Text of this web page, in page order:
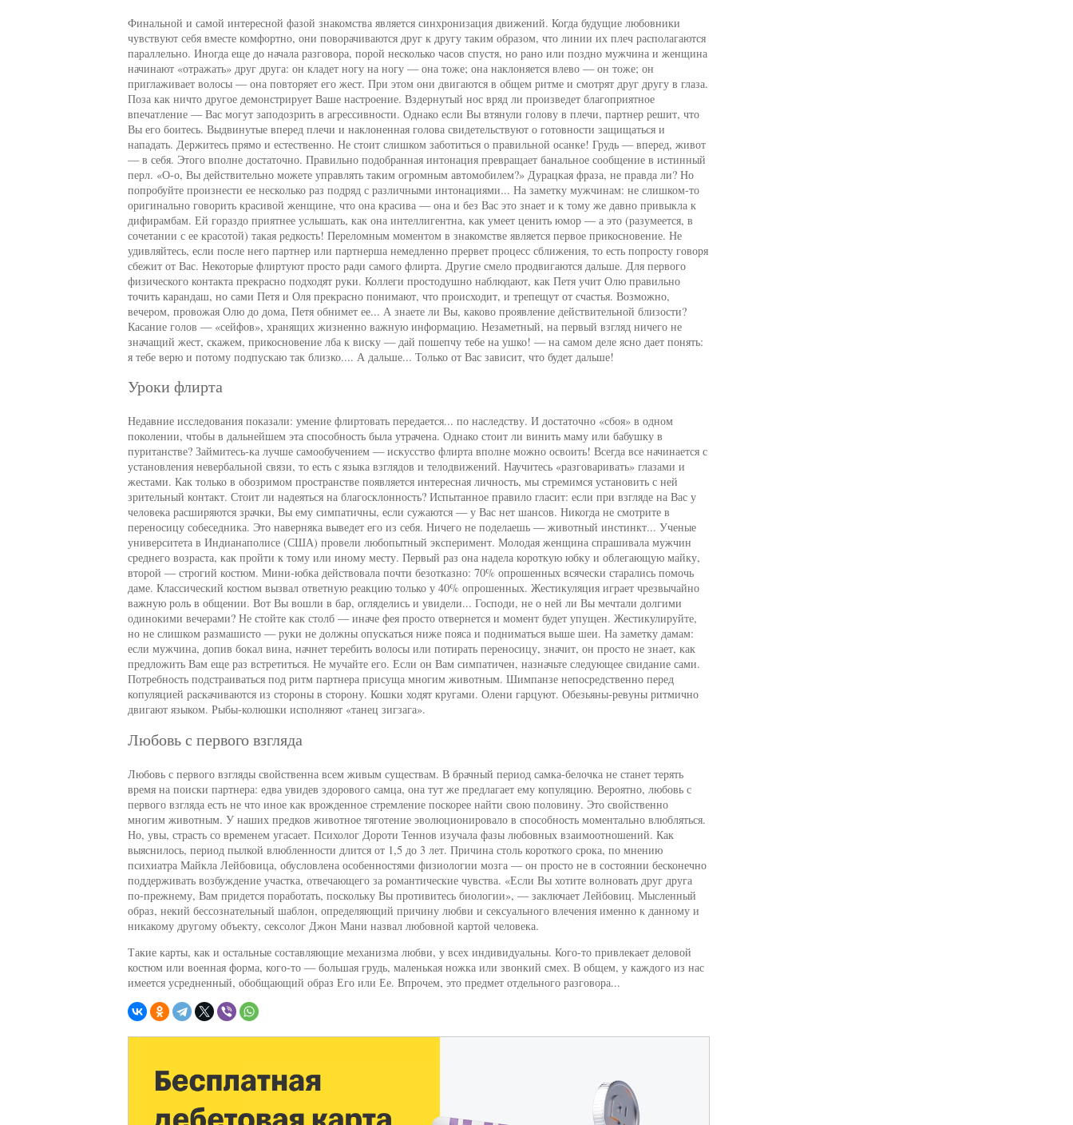
Финальной и самой интересной фазой знакомства является синхронизация движений. Когда будущие любовники
чувствуют себя вместе комфортно, они поворачиваются друг к другу таким образом, что линии их плеч располагаются
параллельно. Иногда еще до начала разговора, порой несколько часов спустя, но рано или поздно мужчина и женщина
начинают «отражать» друг друга: он кладет ногу на ногу — она тоже; она наклоняется влево — он тоже; он
приглаживает волосы — она повторяет его жест. При этом они двигаются в общем ритме и смотрят друг другу в глаза.
Поза как ничто другое демонстрирует Ваше настроение. Вздернутый нос вряд ли произведет благоприятное
впечатление — Вас могут заподозрить в агрессивности. Однако если Вы втянули голову в плечи, партнер решит, что
Вы его боитесь. Выдвинутые вперед плечи и наклоненная голова свидетельствуют о готовности защищаться и
нападать. Держитесь прямо и естественно. Не стоит слишком заботиться о правильной осанке! Грудь — вперед, живот
— в себя. Этого вполне достаточно. Правильно подобранная интонация превращает банальное сообщение в истинный
перл. «О-о, Вы действительно можете управлять таким огромным автомобилем?» Дурацкая фраза, не правда ли? Но
попробуйте произнести ее несколько раз подряд с различными интонациями... На заметку мужчинам: не слишком-то
оригинально говорить красивой женщине, что она красива — она и без Вас это знает и к тому же давно привыкла к
дифирамбам. Ей гораздо приятнее услышать, как она интеллигентна, как умеет ценить юмор — а это (разумеется, в
сочетании с ее красотой) такая редкость! Переломным моментом в знакомстве является первое прикосновение. Не
удивляйтесь, если после него партнер или партнерша немедленно прервет процесс сближения, то есть попросту говоря
сбежит от Вас. Некоторые флиртуют просто ради самого флирта. Другие смело продвигаются дальше. Для первого
физического контакта прекрасно подходят руки. Коллеги простодушно наблюдают, как Петя учит Олю правильно
точить карандаш, но сами Петя и Оля прекрасно понимают, что происходит, и трепещут от счастья. Возможно,
вечером, провожая Олю до дома, Петя обнимет ее... А знаете ли Вы, каково проявление действительной близости?
Касание голов — «сейфов», хранящих жизненно важную информацию. Незаметный, на первый взгляд ничего не
значащий жест, скажем, прикосновение лба к виску — дай пошепчу тебе на ушко! — на самом деле ясно дает понять:
я тебе верю и потому подпускаю так близко.... А дальше... Только от Вас зависит, что будет дальше!
Уроки флирта
Недавние исследования показали: умение флиртовать передается... по наследству. И достаточно «сбоя» в одном
поколении, чтобы в дальнейшем эта способность была утрачена. Однако стоит ли винить маму или бабушку в
пуританстве? Займитесь-ка лучше самообучением — искусство флирта вполне можно освоить! Всегда все начинается с
установления невербальной связи, то есть с языка взглядов и телодвижений. Научитесь «разговаривать» глазами и
жестами. Как только в обозримом пространстве появляется интересная личность, мы стремимся установить с ней
зрительный контакт. Стоит ли надеяться на благосклонность? Испытанное правило гласит: если при взгляде на Вас у
человека расширяются зрачки, Вы ему симпатичны, если сужаются — у Вас нет шансов. Никогда не смотрите в
переносицу собеседника. Это наверняка выведет его из себя. Ничего не поделаешь — животный инстинкт... Ученые
университета в Индианаполисе (США) провели любопытный эксперимент. Молодая женщина спрашивала мужчин
среднего возраста, как пройти к тому или иному месту. Первый раз она надела короткую юбку и облегающую майку,
второй — строгий костюм. Мини-юбка действовала почти безотказно: 70% опрошенных всячески старались помочь
даме. Классический костюм вызвал ответную реакцию только у 40% опрошенных. Жестикуляция играет чрезвычайно
важную роль в общении. Вот Вы вошли в бар, огляделись и увидели... Господи, не о ней ли Вы мечтали долгими
одинокими вечерами? Не стойте как столб — иначе фея просто отвернется и момент будет упущен. Жестикулируйте,
но не слишком размашисто — руки не должны опускаться ниже пояса и подниматься выше шеи. На заметку дамам:
если мужчина, допив бокал вина, начнет теребить волосы или потирать переносицу, значит, он просто не знает, как
предложить Вам еще раз встретиться. Не мучайте его. Если он Вам симпатичен, назначьте следующее свидание сами.
Потребность подстраиваться под ритм партнера присуща многим животным. Шимпанзе непосредственно перед
копуляцией раскачиваются из стороны в сторону. Кошки ходят кругами. Олени гарцуют. Обезьяны-ревуны ритмично
двигают языком. Рыбы-колюшки исполняют «танец зигзага».
Любовь с первого взгляда
Любовь с первого взгляды свойственна всем живым существам. В брачный период самка-белочка не станет терять
время на поиски партнера: едва увидев здорового самца, она тут же предлагает ему копуляцию. Вероятно, любовь с
первого взгляда есть не что иное как врожденное стремление поскорее найти свою половину. Это свойственно
многим животным. У наших предков животное тяготение эволюционировало в способность моментально влюбляться.
Но, увы, страсть со временем угасает. Психолог Дороти Теннов изучала фазы любовных взаимоотношений. Как
выяснилось, период пылкой влюбленности длится от 1,5 до 3 лет. Причина столь короткого срока, по мнению
психиатра Майкла Лейбовица, обусловлена особенностями физиологии мозга — он просто не в состоянии бесконечно
поддерживать возбуждение участка, отвечающего за романтические чувства. «Если Вы хотите волновать друг друга
по-прежнему, Вам придется поработать, поскольку Вы противитесь биологии», — заключает Лейбовиц. Мысленный
образ, некий бессознательный шаблон, определяющий причину любви и сексуального влечения именно к данному и
никакому другому объекту, сексолог Джон Мани назвал любовной картой человека.
Такие карты, как и остальные составляющие механизма любви, у всех индивидуальны. Кого-то привлекает деловой
костюм или военная форма, кого-то — большая грудь, маленькая ножка или звонкий смех. В общем, у каждого из нас
имеется усредненный, обобщающий образ Его или Ее. Впрочем, это предмет отдельного разговора...